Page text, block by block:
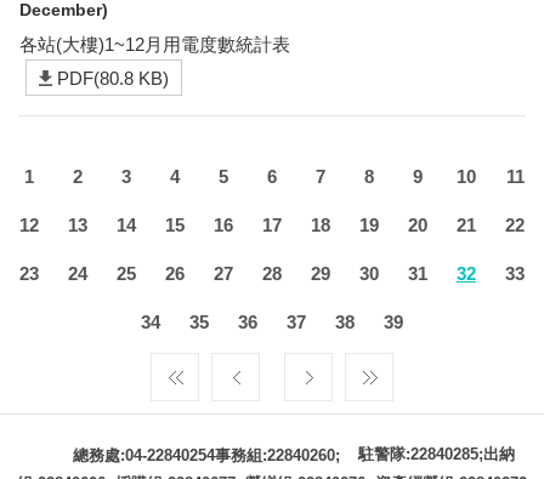
December)
各站(大樓)1~12月用電度數統計表
PDF(80.8 KB)
1 2 3 4 5 6 7 8 9 10 11
12 13 14 15 16 17 18 19 20 21 22
23 24 25 26 27 28 29 30 31 32 33
34 35 36 37 38 39
總務處:04-22840254事務組:22840260;
駐警隊:22840285;出納